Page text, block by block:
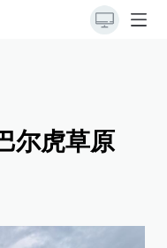
尔虎草原